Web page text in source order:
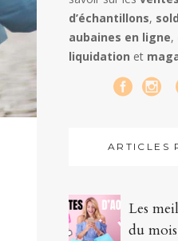
d’échantillons,
aubaines en ligne,
liquidation et
ARTICLES
Les
du